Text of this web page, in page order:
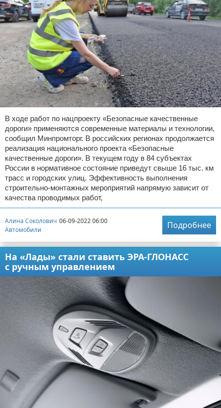
В ходе работ по нацпроекту «Безопасные качественные
дороги» применяются современные материалы и технологии,
сообщил Минпромторг. В российских регионах продолжается
реализация национального проекта «Безопасные
качественные дороги». В текущем году в 84 субъектах
России в нормативное состояние приведут свыше 16 тыс. км
трасс и городских улиц. Эффективность выполнения
строительно-монтажных мероприятий напрямую зависит от
качества проводимых работ,
Алина Соколович 06-09-2022 06:00
Автомобили
Подробнее
На «Лады» стали ставить ЭРА-ГЛОНАСС
с ручным управлением